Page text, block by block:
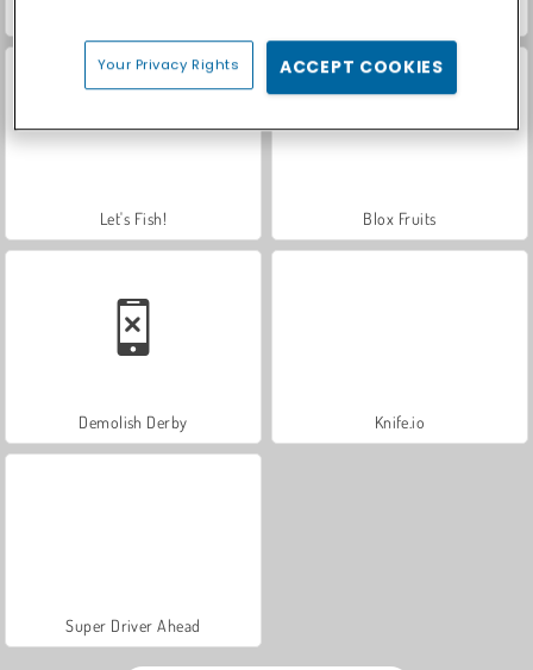
Let's Fish! Blox Fruits
Demolish Derby Knife.io
Super Driver Ahead
Your Privacy Rights ACCEPT COOKIES